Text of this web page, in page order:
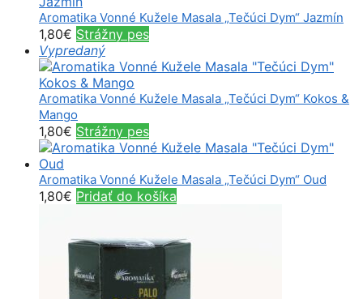
Aromatika Vonné Kužele Masala „Tečúci Dym“ Jazmín
1,80€ Strážny pes
Vypredaný
Aromatika Vonné Kužele Masala „Tečúci Dym“ Kokos &
Mango
1,80€ Strážny pes
Aromatika Vonné Kužele Masala „Tečúci Dym“ Oud
1,80€ Pridať do košíka